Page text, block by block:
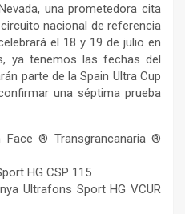
una prometedora cita
nacional de referencia
el 18 y 19 de julio en
ya tenemos las fechas del
parte de la Spain Ultra Cup
una séptima prueba
® Transgrancanaria ®
HG CSP 115
Ultrafons Sport HG VCUR